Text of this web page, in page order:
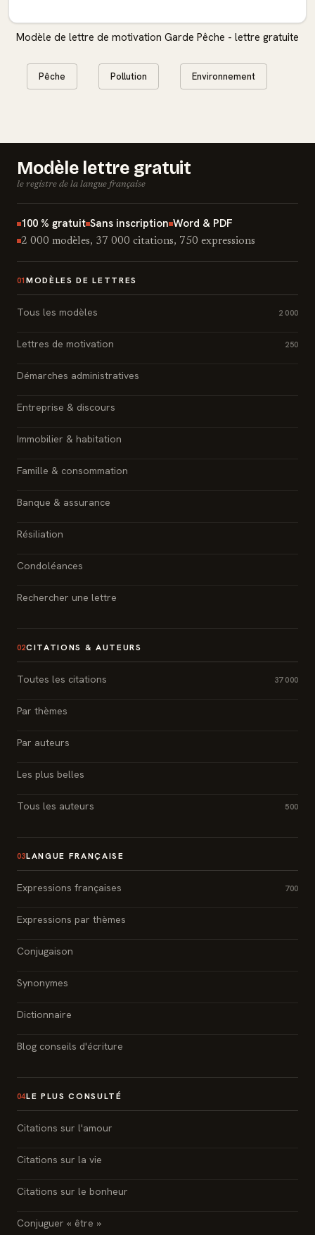
Modèle de lettre de motivation Garde Pêche - lettre gratuite
Pêche Pollution Environnement
Modèle lettre gratuit
le registre de la langue française
100 % gratuit Sans inscription Word & PDF
2 000 modèles, 37 000 citations, 750 expressions
01 MODÈLES DE LETTRES
Tous les modèles 2 000
Lettres de motivation 250
Démarches administratives
Entreprise & discours
Immobilier & habitation
Famille & consommation
Banque & assurance
Résiliation
Condoléances
Rechercher une lettre
02CITATIONS & AUTEURS
Toutes les citations 37 000
Par thèmes
Par auteurs
Les plus belles
Tous les auteurs 500
03LANGUE FRANÇAISE
Expressions françaises 700
Expressions par thèmes
Conjugaison
Synonymes
Dictionnaire
Blog conseils d'écriture
04LE PLUS CONSULTÉ
Citations sur l'amour
Citations sur la vie
Citations sur le bonheur
Conjuguer « être »